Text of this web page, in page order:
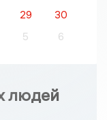
29
30
5 6
людей